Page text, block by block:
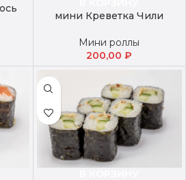
мини Креветка Чили
Мини роллы
200,00₽